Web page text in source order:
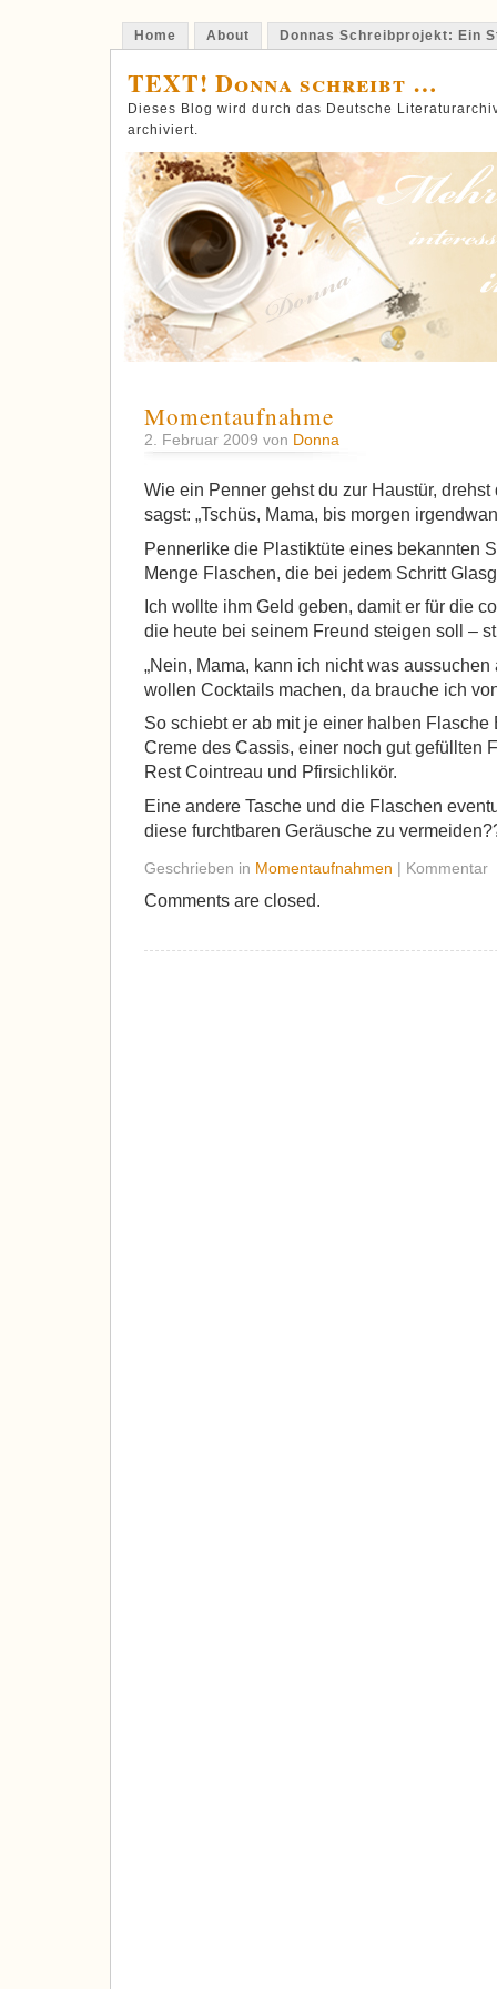
Home About Donnas Schreibprojekt: Ein
TEXT! Donna schreibt …
Dieses Blog wird durch das Deutsche
archiviert.
Momentaufnahme
2. Februar 2009 von Donna
Wie ein Penner gehst du zur Haustür,
sagst: „Tschüs, Mama, bis morgen
Pennerlike die Plastiktüte eines bekannten
Menge Flaschen, die bei jedem Schritt
Ich wollte ihm Geld geben, damit er für die
die heute bei seinem Freund steigen soll –
„Nein, Mama, kann ich nicht was
wollen Cocktails machen, da brauche ich
So schiebt er ab mit je einer halben Flasche
Creme des Cassis, einer noch gut gefüllten
Rest Cointreau und Pfirsichlikör.
Eine andere Tasche und die Flaschen
diese furchtbaren Geräusche zu
Geschrieben in Momentaufnahmen | Kommentar
Comments are closed.